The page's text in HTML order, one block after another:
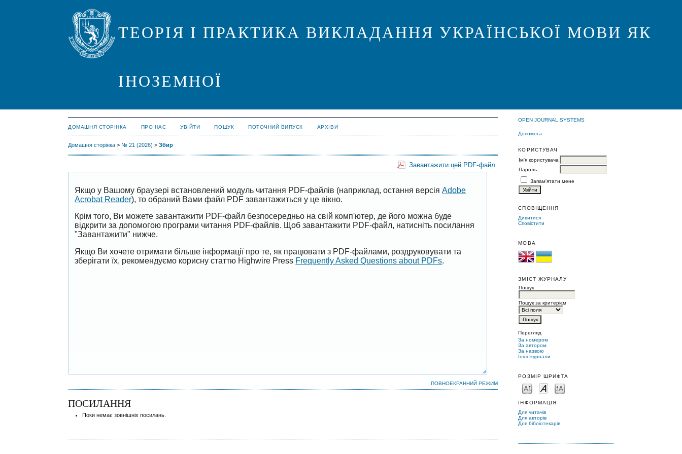
ТЕОРІЯ І ПРАКТИКА ВИКЛАДАННЯ УКРАЇНСЬКОЇ МОВИ ЯК
ІНОЗЕМНОЇ
OPEN JOURNAL SYSTEMS
Допомога
КОРИСТУВАЧ
Ім'я користувача
Пароль
Запам'ятати мене
СПОВІЩЕННЯ
Дивитися
Сповістити
МОВА
ЗМІСТ ЖУРНАЛУ
Пошук
Пошук за критерієм
Перегляд
За номером
За автором
За назвою
Інші журнали
РОЗМІР ШРИФТА
ІНФОРМАЦІЯ
Для читачів
Для авторів
Для бібліотекарів
ДОМАШНЯ СТОРІНКА ПРО НАС УВІЙТИ ПОШУК ПОТОЧНИЙ ВИПУСК АРХІВИ
Домашня сторінка > № 21 (2026) >Збир
Завантажити цей PDF-файл
Якщо у Вашому браузері встановлений модуль читання PDF-файлів (наприклад, остання версіяAdobe
Acrobat Reader), то обраний Вами файл PDF завантажиться у це вікно.
Крім того, Ви можете завантажити PDF-файл безпосередньо на свій комп'ютер, де його можна буде
відкрити за допомогою програми читання PDF-файлів. Щоб завантажити PDF-файл, натисніть посилання
"Завантажити" нижче.
Якщо Ви хочете отримати більше інформації про те, як працювати з PDF-файлами, роздруковувати та
зберігати їх, рекомендуємо корисну статтю Highwire Press Frequently Asked Questions about PDFs.
ПОВНОЕКРАННИЙ РЕЖИМ
ПОСИЛАННЯ
Поки немає зовнішніх посилань.